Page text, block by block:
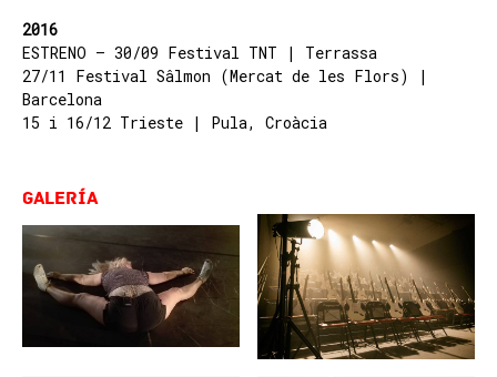
2016
ESTRENO – 30/09 Festival TNT | Terrassa
27/11 Festival Sâlmon (Mercat de les Flors) |
Barcelona
15 i 16/12 Trieste | Pula, Croàcia
Galería